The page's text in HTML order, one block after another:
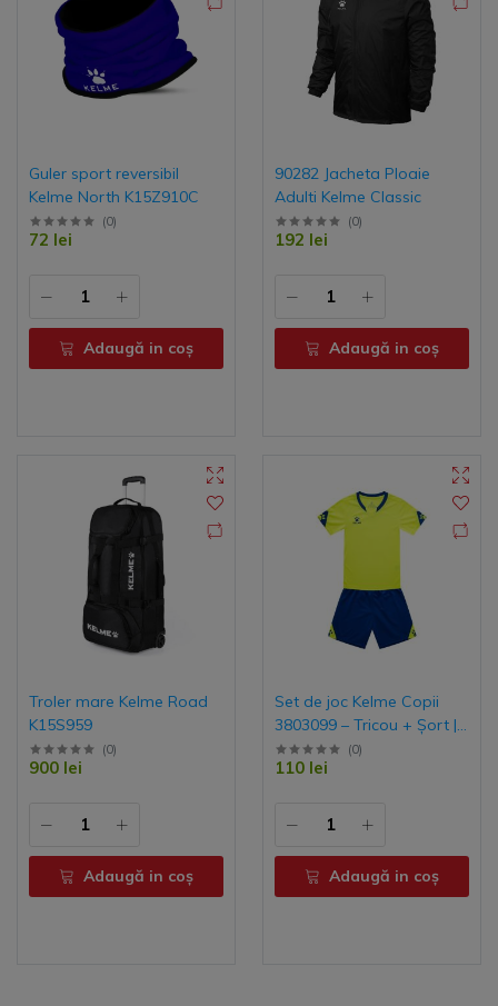
Guler sport reversibil
Kelme North K15Z910C
(0)
72 lei
Adaugă in coş
90282 Jacheta Ploaie
Adulti Kelme Classic
(0)
192 lei
Adaugă in coş
Troler mare Kelme Road
K15S959
(0)
900 lei
Adaugă in coş
Set de joc Kelme Copii
3803099 – Tricou + Șort |
Uniforme Fotbal Vară,
Costum Antrenament
Sportiv Echipe & Școli
(0)
110 lei
Adaugă in coş